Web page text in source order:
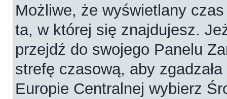
Możliwe, że wyświetlany
ta, w której się znajdujesz.
przejdź do swojego Panelu
strefę czasową, aby
Europie Centralnej wybierz